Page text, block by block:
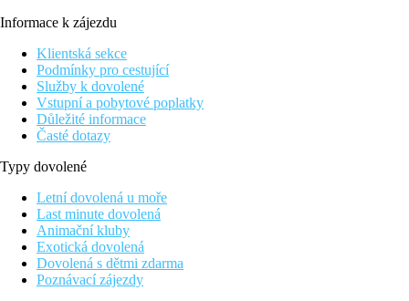
Informace k zájezdu
Klientská sekce
Podmínky pro cestující
Služby k dovolené
Vstupní a pobytové poplatky
Důležité informace
Časté dotazy
Typy dovolené
Letní dovolená u moře
Last minute dovolená
Animační kluby
Exotická dovolená
Dovolená s dětmi zdarma
Poznávací zájezdy